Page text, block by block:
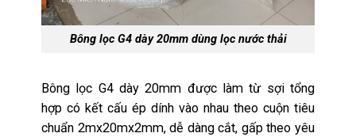
Bông lọc G4 dày 20mm dùng lọc nước thải
Bông lọc G4 dày 20mm được làm từ sợi tổng
hợp có kết cấu ép dính vào nhau theo cuộn tiêu
chuẩn 2mx20mx2mm, dễ dàng cắt, gấp theo yêu